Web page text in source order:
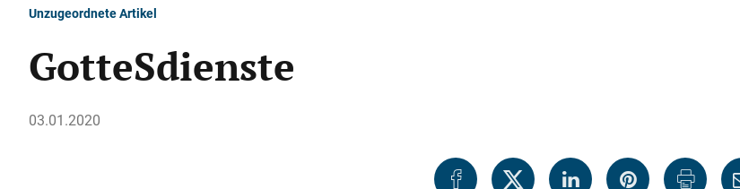
Unzugeordnete Artikel
GotteSdienste
03.01.2020